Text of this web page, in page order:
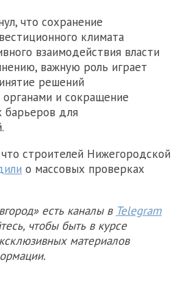
что сохранение
климата
взаимодействия власти
важную роль играет
решений
и сокращение
барьеров для
строителей Нижегородской
о массовых проверках
есть каналы в Telegram
чтобы быть в курсе
материалов